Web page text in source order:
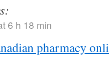
6 h 18 min
pharmacy